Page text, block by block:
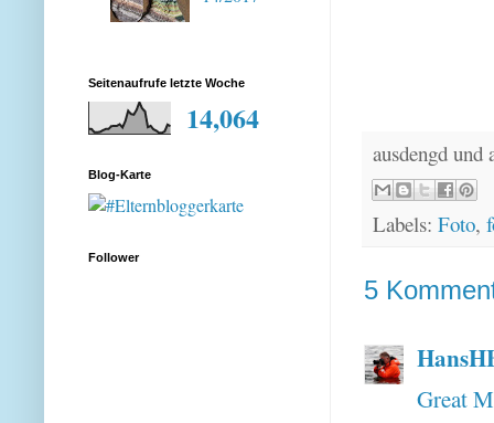
ausdengd
Labels: Foto,
5
Great
Seitenaufrufe letzte Woche
14,064
Blog-Karte
Follower